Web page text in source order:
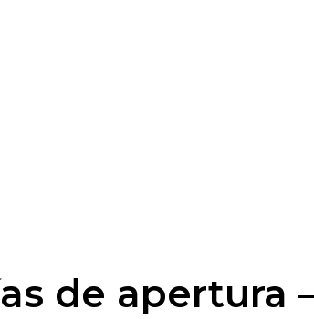
de apertura